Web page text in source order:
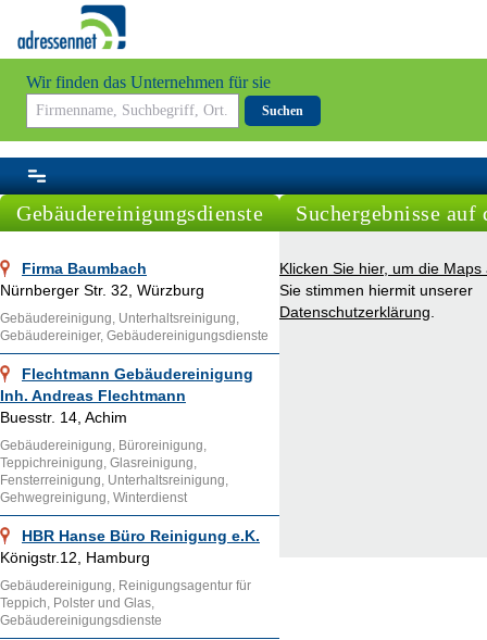
Wir finden das Unternehmen für sie
Suchen
Gebäudereinigungsdienste
Firma Baumbach
Nürnberger Str. 32, Würzburg
Gebäudereinigung, Unterhaltsreinigung,
Gebäudereiniger, Gebäudereinigungsdienste
Flechtmann Gebäudereinigung
Inh. Andreas Flechtmann
Buesstr. 14, Achim
Gebäudereinigung, Büroreinigung,
Teppichreinigung, Glasreinigung,
Fensterreinigung, Unterhaltsreinigung,
Gehwegreinigung, Winterdienst
HBR Hanse Büro Reinigung e.K.
Königstr.12, Hamburg
Gebäudereinigung, Reinigungsagentur für
Teppich, Polster und Glas,
Gebäudereinigungsdienste
Suchergebnisse auf
Klicken Sie hier, um die
Sie stimmen hiermit unserer
Datenschutzerklärung